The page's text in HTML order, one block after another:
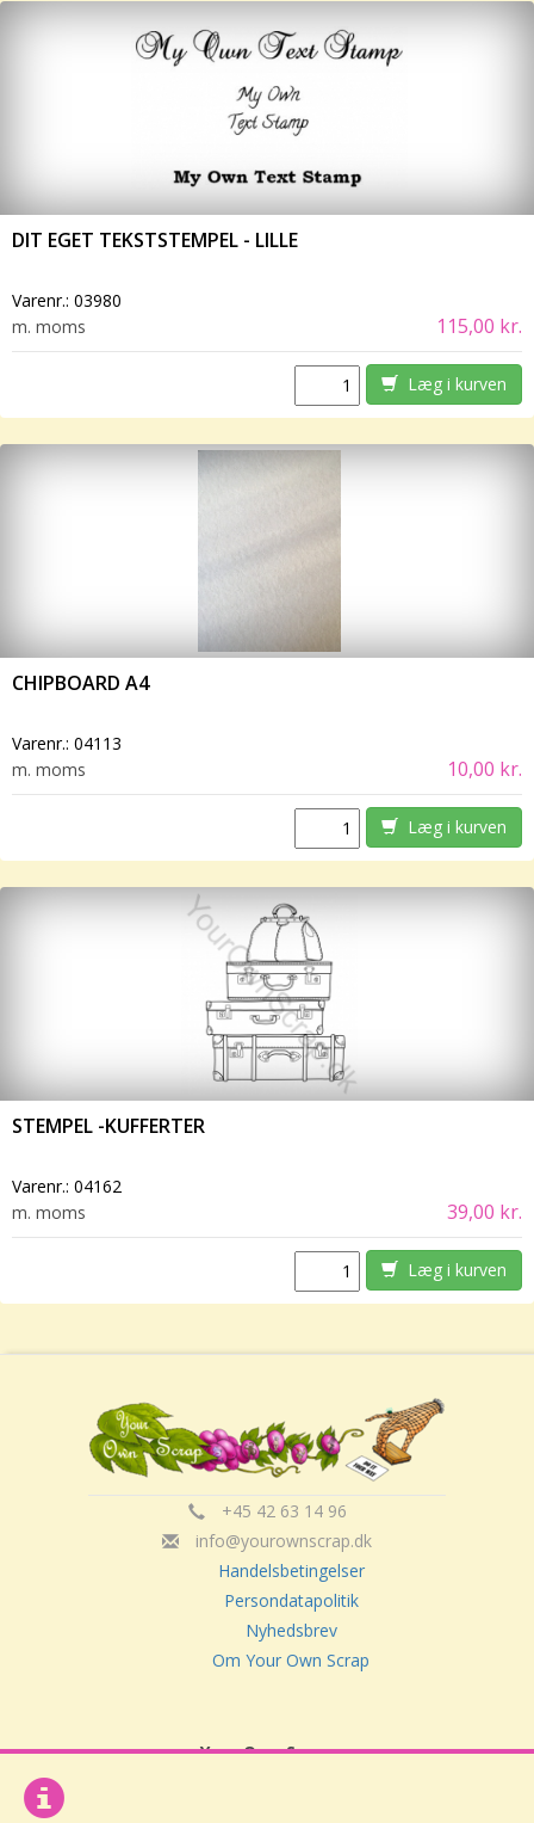
DIT EGET TEKSTSTEMPEL - LILLE
Varenr.: 03980
m. moms
115,00 kr.
Læg i kurven
CHIPBOARD A4
Varenr.: 04113
m. moms
10,00 kr.
Læg i kurven
STEMPEL -KUFFERTER
Varenr.: 04162
m. moms
39,00 kr.
Læg i kurven
+45 42 63 14 96
info@yourownscrap.dk
Handelsbetingelser
Persondatapolitik
Nyhedsbrev
Om Your Own Scrap
Your Own Scrap